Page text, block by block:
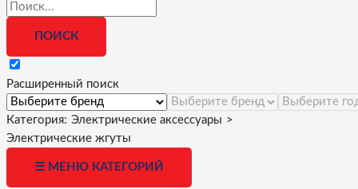
Расширенный поиск
Категория: Электрические аксессуары >
Электрические жгуты
☰ МЕНЮ КАТЕГОРИЙ